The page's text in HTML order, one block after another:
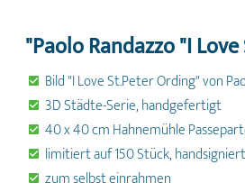
"Paolo Randazzo "I
Bild "I Love St.Peter Ording" von
3D Städte-Serie, handgefertigt
40 x 40 cm Hahnemühle
limitiert auf 150 Stück, handsigniert
zum selbst einrahmen